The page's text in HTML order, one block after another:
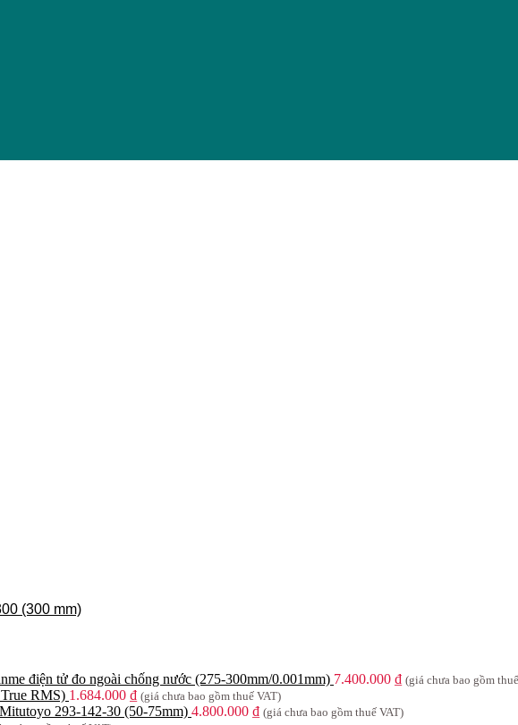
(300 mm)
điện tử đo ngoài chống nước (275-300mm/0.001mm) 7.400.000 ₫ (giá chưa bao gồm
RMS) 1.684.000 ₫ (giá chưa bao gồm thuế VAT)
293-142-30 (50-75mm) 4.800.000 ₫ (giá chưa bao gồm thuế VAT)